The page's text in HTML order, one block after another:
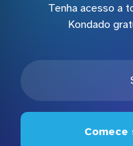
Tenha acesso a
Kondado